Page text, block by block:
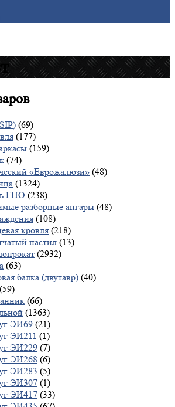
(69)
(177)
(159)
(74)
«Еврожалюзи» (48)
(1324)
ГПО (238)
разборные ангары (48)
(108)
кровля (218)
настил (13)
(2932)
(63)
балка (двутавр) (40)
(59)
(66)
(1363)
ЭИ69 (21)
ЭИ211 (1)
ЭИ229 (7)
ЭИ268 (6)
ЭИ283 (5)
ЭИ307 (1)
ЭИ417 (33)